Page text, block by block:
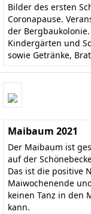
Bilder des ersten
Coronapause.
der
Kindergärten und
sowie Getränke,
Maibaum 2021
Der Maibaum ist
auf der
Das ist die positive
Maiwochenende
keinen Tanz in den
kann.